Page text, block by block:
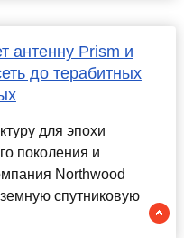
антенну Prism и
до терабитных
для эпохи
поколения и
Northwood
спутниковую